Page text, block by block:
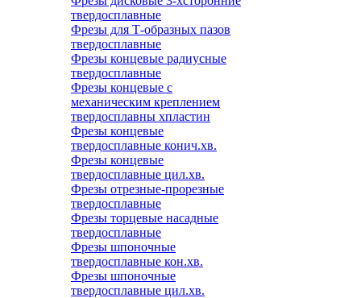
твердосплавные
Фрезы для Т-образных пазов
твердосплавные
Фрезы концевые радиусные
твердосплавные
Фрезы концевые с
механическим креплением
твердосплавны хпластин
Фрезы концевые
твердосплавные конич.хв.
Фрезы концевые
твердосплавные цил.хв.
Фрезы отрезные-прорезные
твердосплавные
Фрезы торцевые насадные
твердосплавные
Фрезы шпоночные
твердосплавные кон.хв.
Фрезы шпоночные
твердосплавные цил.хв.